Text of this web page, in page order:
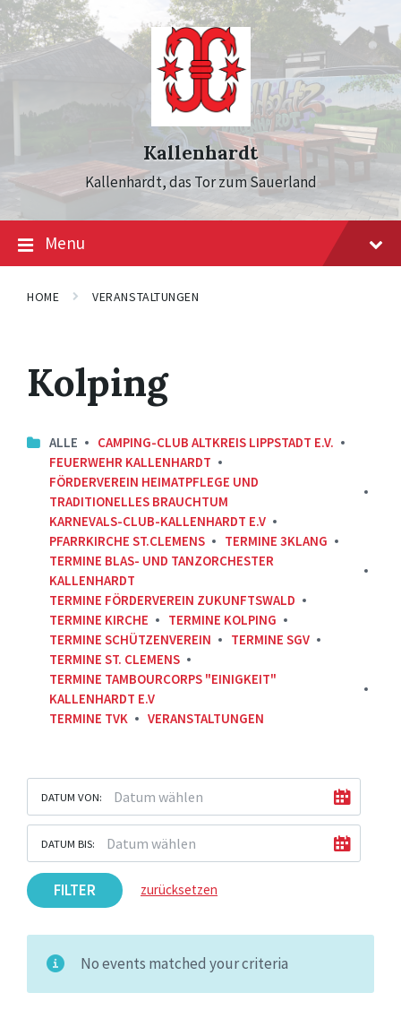
Skip
to
content
Skip
to
main
navigation
Skip
to
footer
Kallenhardt
Kallenhardt, das Tor zum Sauerland
Menu
HOME VERANSTALTUNGEN
Kolping
ALLE
CAMPING-CLUB ALTKREIS LIPPSTADT E.V.
FEUERWEHR KALLENHARDT
FÖRDERVEREIN HEIMATPFLEGE UND
TRADITIONELLES BRAUCHTUM
KARNEVALS-CLUB-KALLENHARDT E.V
PFARRKIRCHE ST.CLEMENS
TERMINE 3KLANG
TERMINE BLAS- UND TANZORCHESTER
KALLENHARDT
TERMINE FÖRDERVEREIN ZUKUNFTSWALD
TERMINE KIRCHE
TERMINE KOLPING
TERMINE SCHÜTZENVEREIN
TERMINE SGV
TERMINE ST. CLEMENS
TERMINE TAMBOURCORPS "EINIGKEIT"
KALLENHARDT E.V
TERMINE TVK
VERANSTALTUNGEN
DATUM VON:
DATUM BIS:
FILTER zurücksetzen
No events matched your criteria